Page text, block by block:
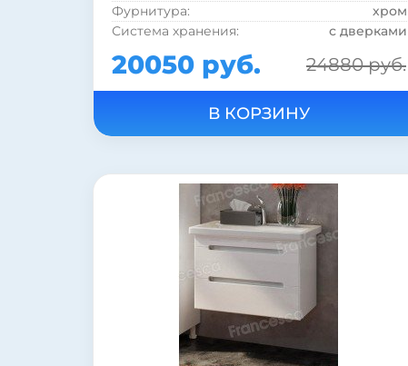
Фурнитура:
хром
Система хранения:
с дверками
Коллекция:
Виктория
Страна:
Россия
Бельевая корзина:
Стиль:
современный
Материал корпуса:
Материал фасада:
Покрытие корпуса:
Покрытие корпуса:
Форма раковины:
Материал раковины:
20050 руб. 24880 руб.